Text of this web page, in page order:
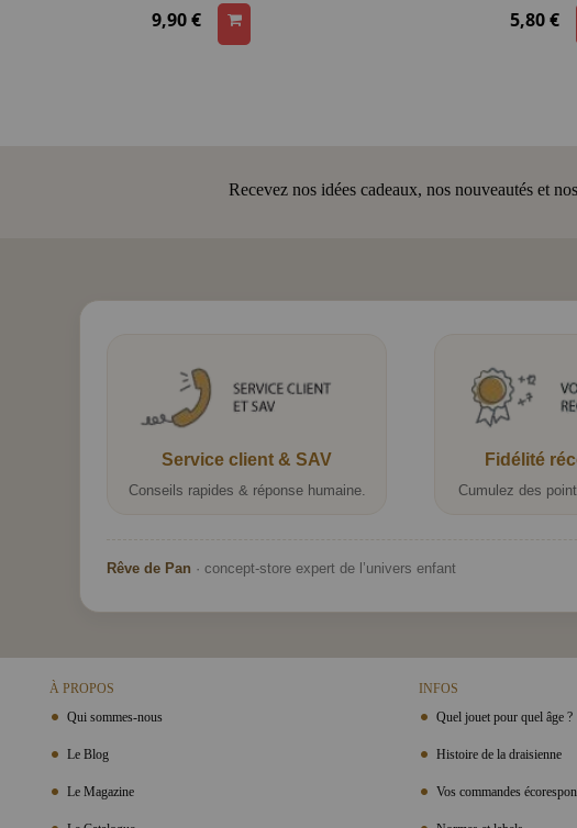
9,90 € 5,80 €
Recevez nos idées cadeaux, nos nouveautés et
Service client & SAV
Conseils rapides & réponse humaine.
Fidélité
Cumulez des
Rêve de Pan · concept-store expert de l’univers enfant
À PROPOS
Qui sommes-nous
Le Blog
Le Magazine
INFOS
Quel jouet pour quel âge ?
Histoire de la draisienne
Vos commandes